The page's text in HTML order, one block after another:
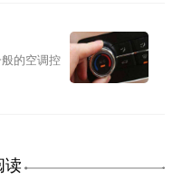
的空调控
读